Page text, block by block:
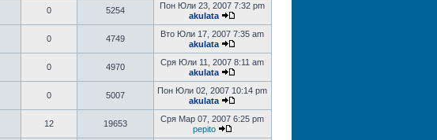
0 5254
Пон Юли 23, 2007 7:32 pm
akulata
0 4749
Вто Юли 17, 2007 7:35 am
akulata
0 4970
Сря Юли 11, 2007 8:11 am
akulata
0 5007
Пон Юли 02, 2007 10:14 pm
akulata
12 19653
Сря Мар 07, 2007 6:25 pm
pepito